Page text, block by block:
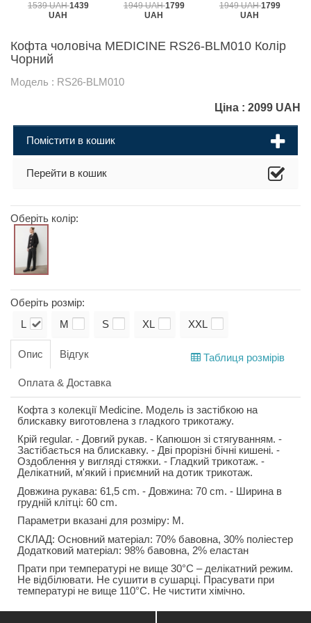
1539 UAH1439
UAH
1949 UAH1799
UAH
1949 UAH1799
UAH
Кофта чоловіча MEDICINE RS26-BLM010 Колір
Чорний
Модель : RS26-BLM010
Ціна : 2099 UAH
Помістити в кошик
Перейти в кошик
Оберіть колір:
Оберіть розмір:
L M S XL XXL
Таблиця розмірів
Опис Відгук
Оплата & Доставка
Кофта з колекції Medicine. Модель із застібкою на
блискавку виготовлена з гладкого трикотажу.
Крій regular. - Довгий рукав. - Капюшон зі стягуванням. -
Застібається на блискавку. - Дві прорізні бічні кишені. -
Оздоблення у вигляді стяжки. - Гладкий трикотаж. -
Делікатний, м'який і приємний на дотик трикотаж.
Довжина рукава: 61,5 cm. - Довжина: 70 cm. - Ширина в
грудній клітці: 60 cm.
Параметри вказані для розміру: М.
СКЛАД: Основний матеріал: 70% бавовна, 30% поліестер
Додатковий матеріал: 98% бавовна, 2% еластан
Прати при температурі не вище 30°C – делікатний режим.
Не відбілювати. Не сушити в сушарці. Прасувати при
температурі не вище 110°C. Не чистити хімічно.